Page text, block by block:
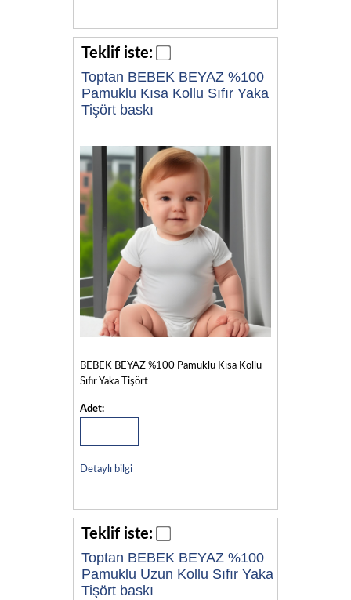
Teklif iste:
Toptan BEBEK BEYAZ %100
Pamuklu Kısa Kollu Sıfır Yaka
Tişört baskı
BEBEK BEYAZ %100 Pamuklu Kısa Kollu
Sıfır Yaka Tişört
Adet:
Detaylı bilgi
Teklif iste:
Toptan BEBEK BEYAZ %100
Pamuklu Uzun Kollu Sıfır Yaka
Tişört baskı